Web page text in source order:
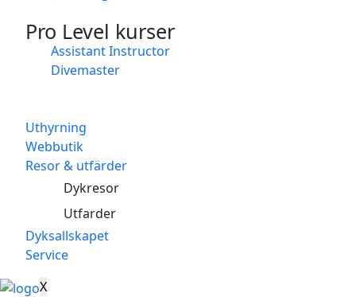
Pro Level kurser
Assistant Instructor
Divemaster
Uthyrning
Webbutik
Resor & utfärder
Dykresor
Utfarder
Dyksallskapet
Service
X